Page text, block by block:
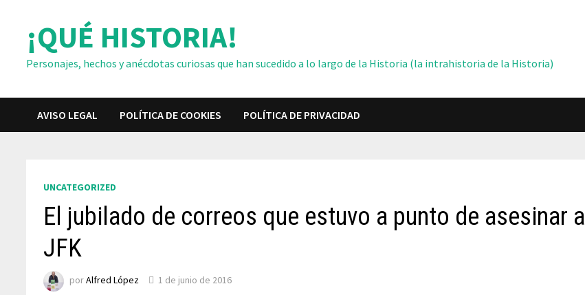
contenido¡QUÉ HISTORIA!
Personajes, hechos y anécdotas curiosas que han sucedido a lo largo de la Historia (la intrahistoria de la Historia)
AVISO LEGAL POLÍTICA DE COOKIES POLÍTICA DE PRIVACIDAD
UNCATEGORIZED
El jubilado de correos que estuvo a punto de asesinar a
JFK
porAlfred López 1 de junio de 2016